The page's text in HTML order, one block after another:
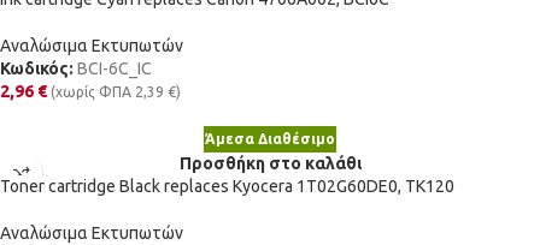
Αναλώσιμα Εκτυπωτών
Κωδικός: BCI-6C_IC
2,96 € (χωρίς ΦΠΑ 2,39 €)
Άμεσα Διαθέσιμο
Προσθήκη στο καλάθι
Toner cartridge Black replaces Kyocera 1T02G60DE0, TK120
Αναλώσιμα Εκτυπωτών